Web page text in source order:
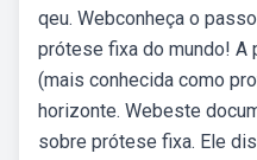
qeu. Webconheça o
prótese fixa do mundo!
(mais conhecida como
horizonte. Webeste
sobre prótese fixa. Ele